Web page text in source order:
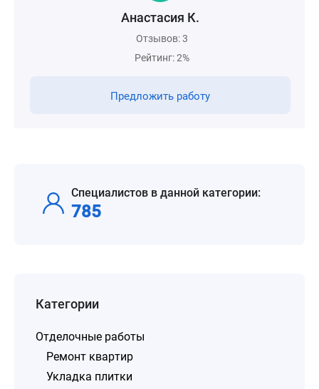
Анастасия К.
Отзывов: 3
Рейтинг: 2%
Предложить работу
Специалистов в данной категории:
785
Категории
Отделочные работы
Ремонт квартир
Укладка плитки